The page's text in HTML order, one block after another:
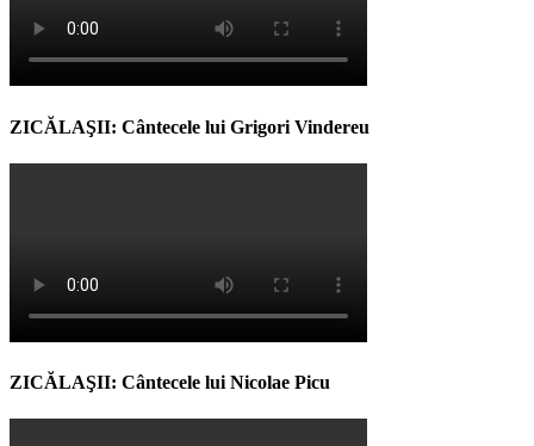
ZICĂLAŞII: Cântecele lui Grigori Vindereu
ZICĂLAŞII: Cântecele lui Nicolae Picu